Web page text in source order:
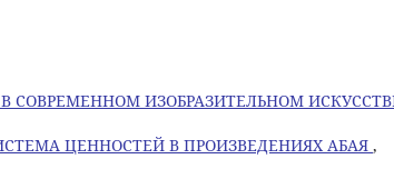
СОВРЕМЕННОМ ИЗОБРАЗИТЕЛЬНОМ
ЦЕННОСТЕЙ В ПРОИЗВЕДЕНИЯХ АБАЯ ,